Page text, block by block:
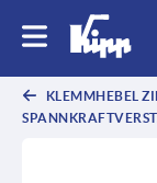
KLEMMHEBEL